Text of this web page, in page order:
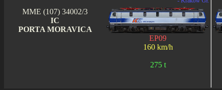
MME (107) 34002/3
IC
PORTA MORAVICA
EP09
160 km/h
275 t